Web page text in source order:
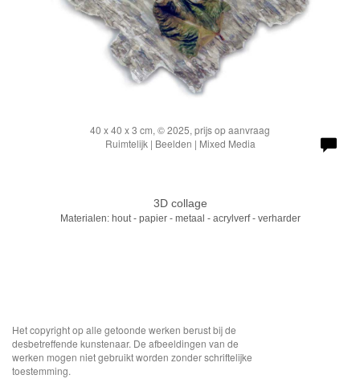
40 x 40 x 3 cm, © 2025, prijs op aanvraag
Ruimtelijk | Beelden | Mixed Media
3D collage
Materialen: hout - papier - metaal - acrylverf - verharder
Het copyright op alle getoonde werken berust bij de
desbetreffende kunstenaar. De afbeeldingen van de
werken mogen niet gebruikt worden zonder schriftelijke
toestemming.